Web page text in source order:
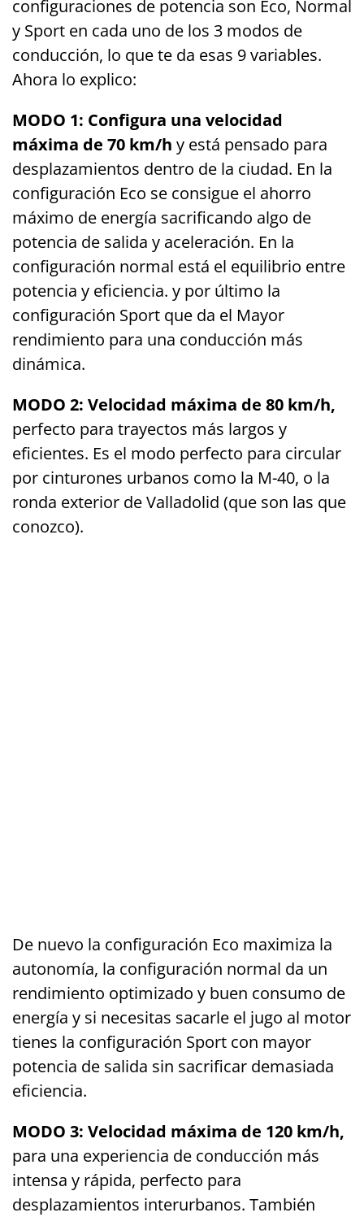
configuraciones de potencia son Eco, Normal
y Sport en cada uno de los 3 modos de
conducción, lo que te da esas 9 variables.
Ahora lo explico:
MODO 1: Configura una velocidad
máxima de 70 km/h y está pensado para
desplazamientos dentro de la ciudad. En la
configuración Eco se consigue el ahorro
máximo de energía sacrificando algo de
potencia de salida y aceleración. En la
configuración normal está el equilibrio entre
potencia y eficiencia. y por último la
configuración Sport que da el Mayor
rendimiento para una conducción más
dinámica.
MODO 2: Velocidad máxima de 80 km/h,
perfecto para trayectos más largos y
eficientes. Es el modo perfecto para circular
por cinturones urbanos como la M-40, o la
ronda exterior de Valladolid (que son las que
conozco).
De nuevo la configuración Eco maximiza la
autonomía, la configuración normal da un
rendimiento optimizado y buen consumo de
energía y si necesitas sacarle el jugo al motor
tienes la configuración Sport con mayor
potencia de salida sin sacrificar demasiada
eficiencia.
MODO 3: Velocidad máxima de 120 km/h,
para una experiencia de conducción más
intensa y rápida, perfecto para
desplazamientos interurbanos. También